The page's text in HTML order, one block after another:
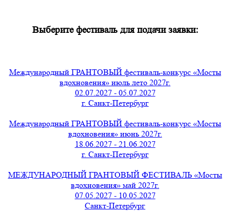
Выберите фестиваль для подачи заявки:
Международный ГРАНТОВЫЙ фестиваль-конкурс «Мосты
вдохновения» июль лето 2027г.
02.07.2027 - 05.07.2027
г. Санкт-Петербург
Международный ГРАНТОВЫЙ фестиваль-конкурс «Мосты
вдохновения» июнь 2027г.
18.06.2027 - 21.06.2027
г. Санкт-Петербург
МЕЖДУНАРОДНЫЙ ГРАНТОВЫЙ ФЕСТИВАЛЬ «Мосты
вдохновения» май 2027г.
07.05.2027 - 10.05.2027
Санкт-Петербург